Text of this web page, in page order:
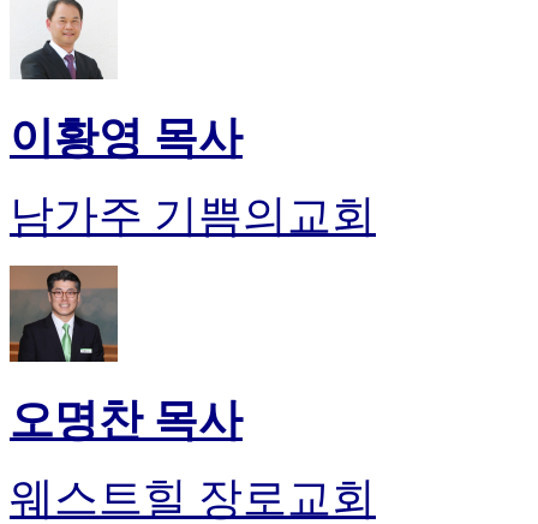
이황영 목사
남가주 기쁨의교회
오명찬 목사
웨스트힐 장로교회